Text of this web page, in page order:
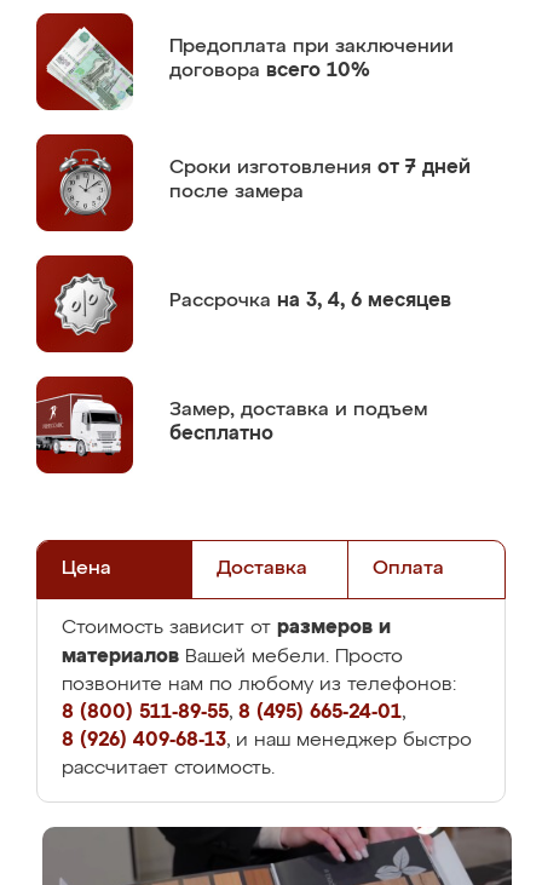
Предоплата при заключении
договора всего 10%
Сроки изготовления от 7 дней
после замера
Рассрочка на 3, 4, 6 месяцев
Замер, доставка и подъем
бесплатно
Цена Доставка Оплата
Стоимость зависит от размеров и
материалов Вашей мебели. Просто
позвоните нам по любому из телефонов:
8 (800) 511-89-55, 8 (495) 665-24-01,
8 (926) 409-68-13, и наш менеджер быстро
рассчитает стоимость.